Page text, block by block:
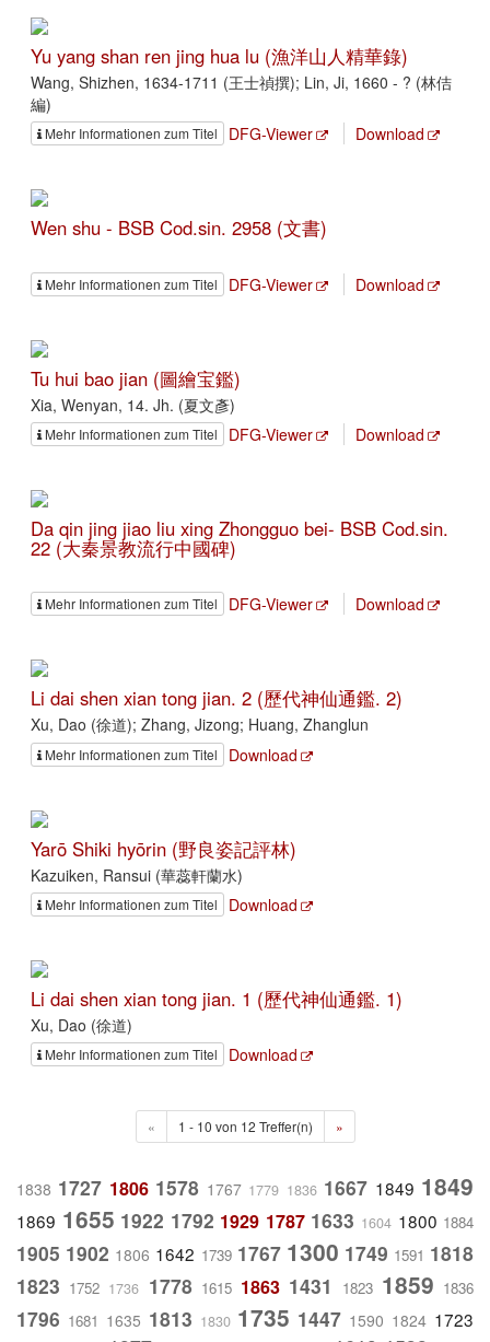
Yu yang shan ren jing hua lu (漁洋山人精華錄)
Wang, Shizhen, 1634-1711 (王士禎撰); Lin, Ji, 1660 - ? (林佶
編)
Mehr Informationen zum Titel DFG-Viewer Download
Wen shu - BSB Cod.sin. 2958 (文書)
Mehr Informationen zum Titel DFG-Viewer Download
Tu hui bao jian (圖繪宝鑑)
Xia, Wenyan, 14. Jh. (夏文彥)
Mehr Informationen zum Titel DFG-Viewer Download
Da qin jing jiao liu xing Zhongguo bei- BSB Cod.sin.
22 (大秦景教流行中國碑)
Mehr Informationen zum Titel DFG-Viewer Download
Li dai shen xian tong jian. 2 (歷代神仙通鑑. 2)
Xu, Dao (徐道); Zhang, Jizong; Huang, Zhanglun
Mehr Informationen zum Titel Download
Yarō Shiki hyōrin (野良姿記評林)
Kazuiken, Ransui (華蕊軒蘭水)
Mehr Informationen zum Titel Download
Li dai shen xian tong jian. 1 (歷代神仙通鑑. 1)
Xu, Dao (徐道)
Mehr Informationen zum Titel Download
« 1 - 10 von 12 Treffer(n) »
1838 1727 1806 1578 1767 1779 1836 1667 1849 1849
1869 1655 1922 1792 1929 1787 1633 1604 1800 1884
1905 1902 1806 1642 1739 1767 1300 1749 1591 1818
1823 1752 1736 1778 1615 1863 1431 1823 1859 1836
1796 1681 1635 1813 1830 1735 1447 1590 1824 1723